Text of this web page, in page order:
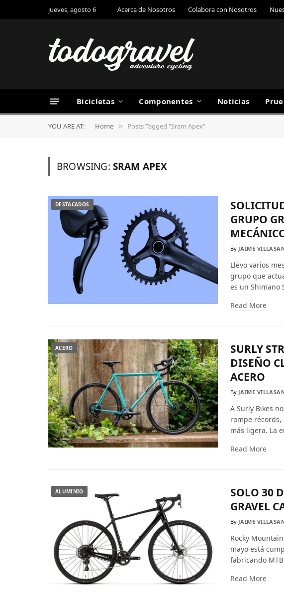
jueves, agosto 6 Acerca de Nosotros Colabora con Nosotros
Bicicletas Componentes Noticias
YOU ARE AT: Home » Posts Tagged "Sram Apex"
BROWSING: SRAM APEX
DESTACADOS
GRUPO
By JAIME
Llevo varios
grupo que
es un Shimano
Read More
ACERO
SURLY
DISEÑO
ACERO
By JAIME
A Surly Bikes
rompe
más ligera. La
Read More
ALUMINIO
SOLO 30
GRAVEL
By JAIME
Rocky
mayo está
fabricando
Read More